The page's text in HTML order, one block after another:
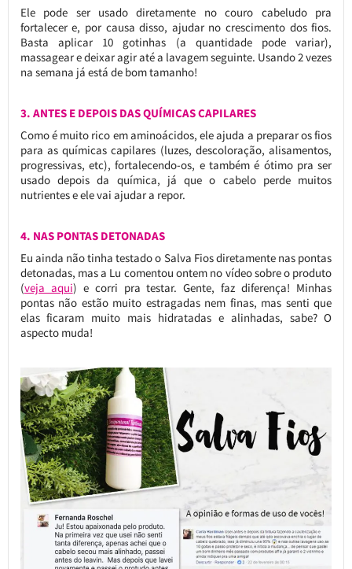
Ele pode ser usado diretamente no couro cabeludo pra
fortalecer e, por causa disso, ajudar no crescimento dos fios.
Basta aplicar 10 gotinhas (a quantidade pode variar),
massagear e deixar agir até a lavagem seguinte. Usando 2 vezes
na semana já está de bom tamanho!
3. ANTES E DEPOIS DAS QUÍMICAS CAPILARES
Como é muito rico em aminoácidos, ele ajuda a preparar os fios
para as químicas capilares (luzes, descoloração, alisamentos,
progressivas, etc), fortalecendo-os, e também é ótimo pra ser
usado depois da química, já que o cabelo perde muitos
nutrientes e ele vai ajudar a repor.
4. NAS PONTAS DETONADAS
Eu ainda não tinha testado o Salva Fios diretamente nas pontas
detonadas, mas a Lu comentou ontem no vídeo sobre o produto
(veja aqui) e corri pra testar. Gente, faz diferença! Minhas
pontas não estão muito estragadas nem finas, mas senti que
elas ficaram muito mais hidratadas e alinhadas, sabe? O
aspecto muda!